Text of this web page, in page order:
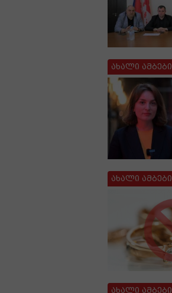
ახალი ამბები
ახალი ამბები
ახალი ამბები